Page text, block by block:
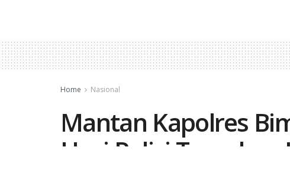
Home Nasional
Mantan Kapolres
Usai Polisi